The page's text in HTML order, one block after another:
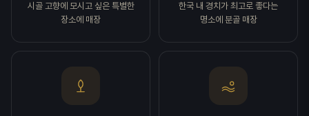
시골 고향에 모시고 싶은 특별한
장소에 매장
한국 내 경치가 최고로 좋다는
명소에 분골 매장